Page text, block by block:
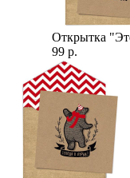
Открытка
99 р.